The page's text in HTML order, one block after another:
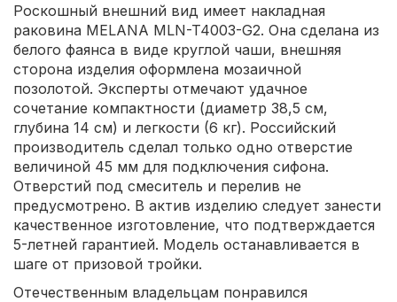
Роскошный внешний вид имеет накладная
раковина MELANA MLN-T4003-G2. Она сделана из
белого фаянса в виде круглой чаши, внешняя
сторона изделия оформлена мозаичной
позолотой. Эксперты отмечают удачное
сочетание компактности (диаметр 38,5 см,
глубина 14 см) и легкости (6 кг). Российский
производитель сделал только одно отверстие
величиной 45 мм для подключения сифона.
Отверстий под смеситель и перелив не
предусмотрено. В актив изделию следует занести
качественное изготовление, что подтверждается
5-летней гарантией. Модель останавливается в
шаге от призовой тройки.
Отечественным владельцам понравился